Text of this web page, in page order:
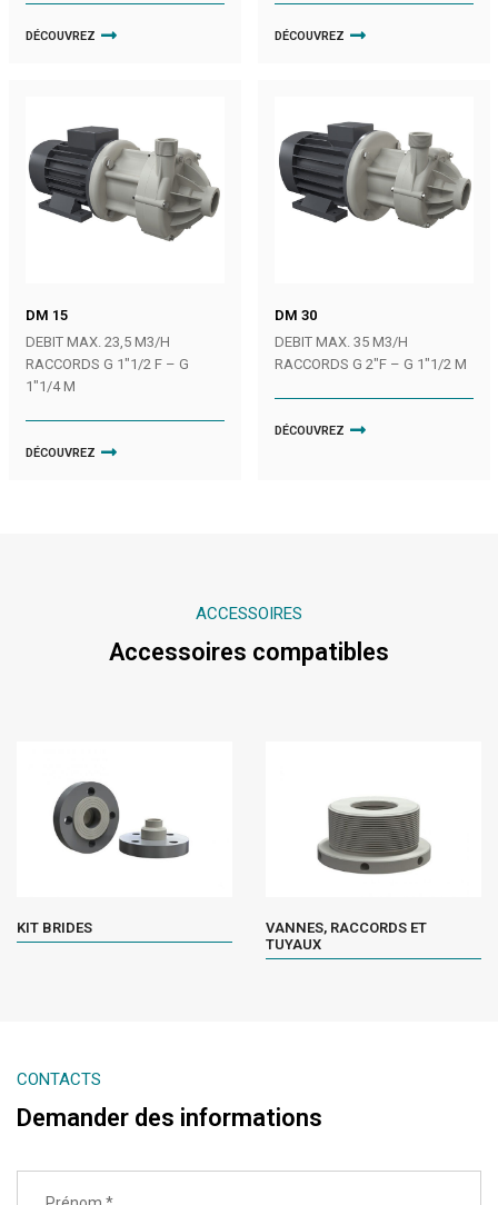
DÉCOUVREZ DÉCOUVREZ
DM 15
DEBIT MAX. 23,5 M3/H
RACCORDS G 1″1/2 F – G
1″1/4 M
DÉCOUVREZ
DM 30
DEBIT MAX. 35 M3/H
RACCORDS G 2″F – G 1″1/2 M
DÉCOUVREZ
ACCESSOIRES
Accessoires compatibles
KIT BRIDES
VANNES, RACCORDS ET
TUYAUX
CONTACTS
Demander des informations